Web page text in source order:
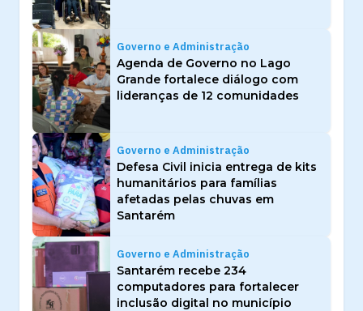
Governo e Administração
Agenda de Governo no Lago
Grande fortalece diálogo com
lideranças de 12 comunidades
Governo e Administração
Defesa Civil inicia entrega de kits
humanitários para famílias
afetadas pelas chuvas em
Santarém
Governo e Administração
Santarém recebe 234
computadores para fortalecer
inclusão digital no município